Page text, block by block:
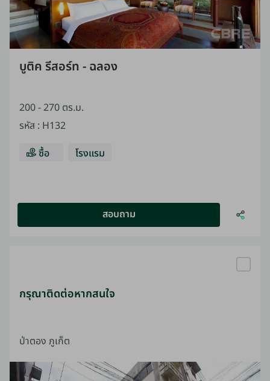
บูติค รีสอร์ท - ฉลอง
200 - 270 ตร.ม.
รหัส : H132
ซื้อ
โรงแรม
สอบถาม
กรุณาติดต่อหากสนใจ
ป่าตอง ภูเก็ต